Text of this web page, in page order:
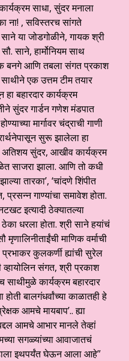
साधा, सुंदर मनाला
ना! , सविस्तरच सांगते
या जोडगोळीने, गायक श्री
साने, हार्मोनियम साथ
बनगे आणि तबला संगत प्रकाश
एक उत्तम टीम तयार
बहारदार कार्यक्रम
सुंदर गार्डन गणेश मंडपात
मार्गावर चंद्राची गाणी
सुरू झालेला हा
सुंदर, आखीव कार्यक्रम
साजरा झाला. आणि तो कधी
तारका’, ‘चांदणे शिंपीत
प्रसन्न गाण्यांचा समावेश होता.
इत्यादी ठेक्यातल्या
ठेका धरला होता. श्री साने हयांचं
माणिक वर्माची
कुलकर्णी ह्यांची सुरेल
व्हायोलिन संगत, श्री प्रकाश
साथीमुळे कार्यक्रम बहारदार
बालगंधर्वांच्या काळातही हे
आमचे मायबाप’.. ह्या
आमचे आभार मानले तेव्हां
सगळ्यांच्या आवाजातचं
इथपर्यंत घेऊन आला आहे”